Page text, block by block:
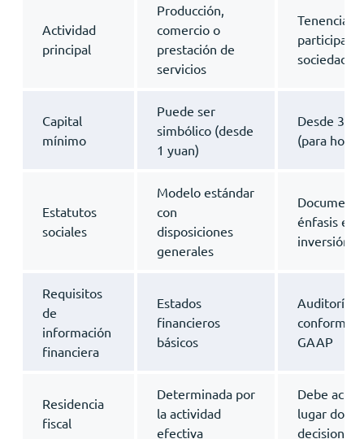
Actividad
principal
Producción,
comercio o
prestación de
servicios
Tenencia
Capital
mínimo
Puede ser
simbólico (desde
1 yuan)
Desde 30
(para
Estatutos
sociales
Modelo estándar
con
disposiciones
generales
énfasis en
inversión
Requisitos
de
información
financiera
Estados
financieros
básicos
Auditoría
conforme
GAAP
Residencia
fiscal
Determinada por
la actividad
efectiva
Debe
lugar
decisiones